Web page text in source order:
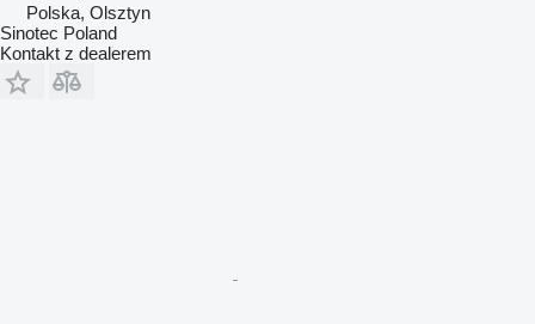
Polska, Olsztyn
Sinotec Poland
Kontakt z dealerem